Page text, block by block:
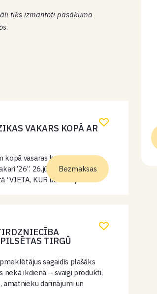
tiks izmantoti pasākuma
.
VAKARS KOPĀ AR
kopā vasaras koncertcikla
’26”. 26.jūnijā plkst. 20:00
KUR būt.” kopā ar
Bezmaksas
TIRGŪ
sagaidīs plašāks
nekā ikdienā – svaigi produkti,
amatnieku darinājumi un